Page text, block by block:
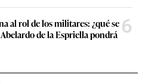
al rol de los militares: ¿qué se
de la Espriella pondrá 6